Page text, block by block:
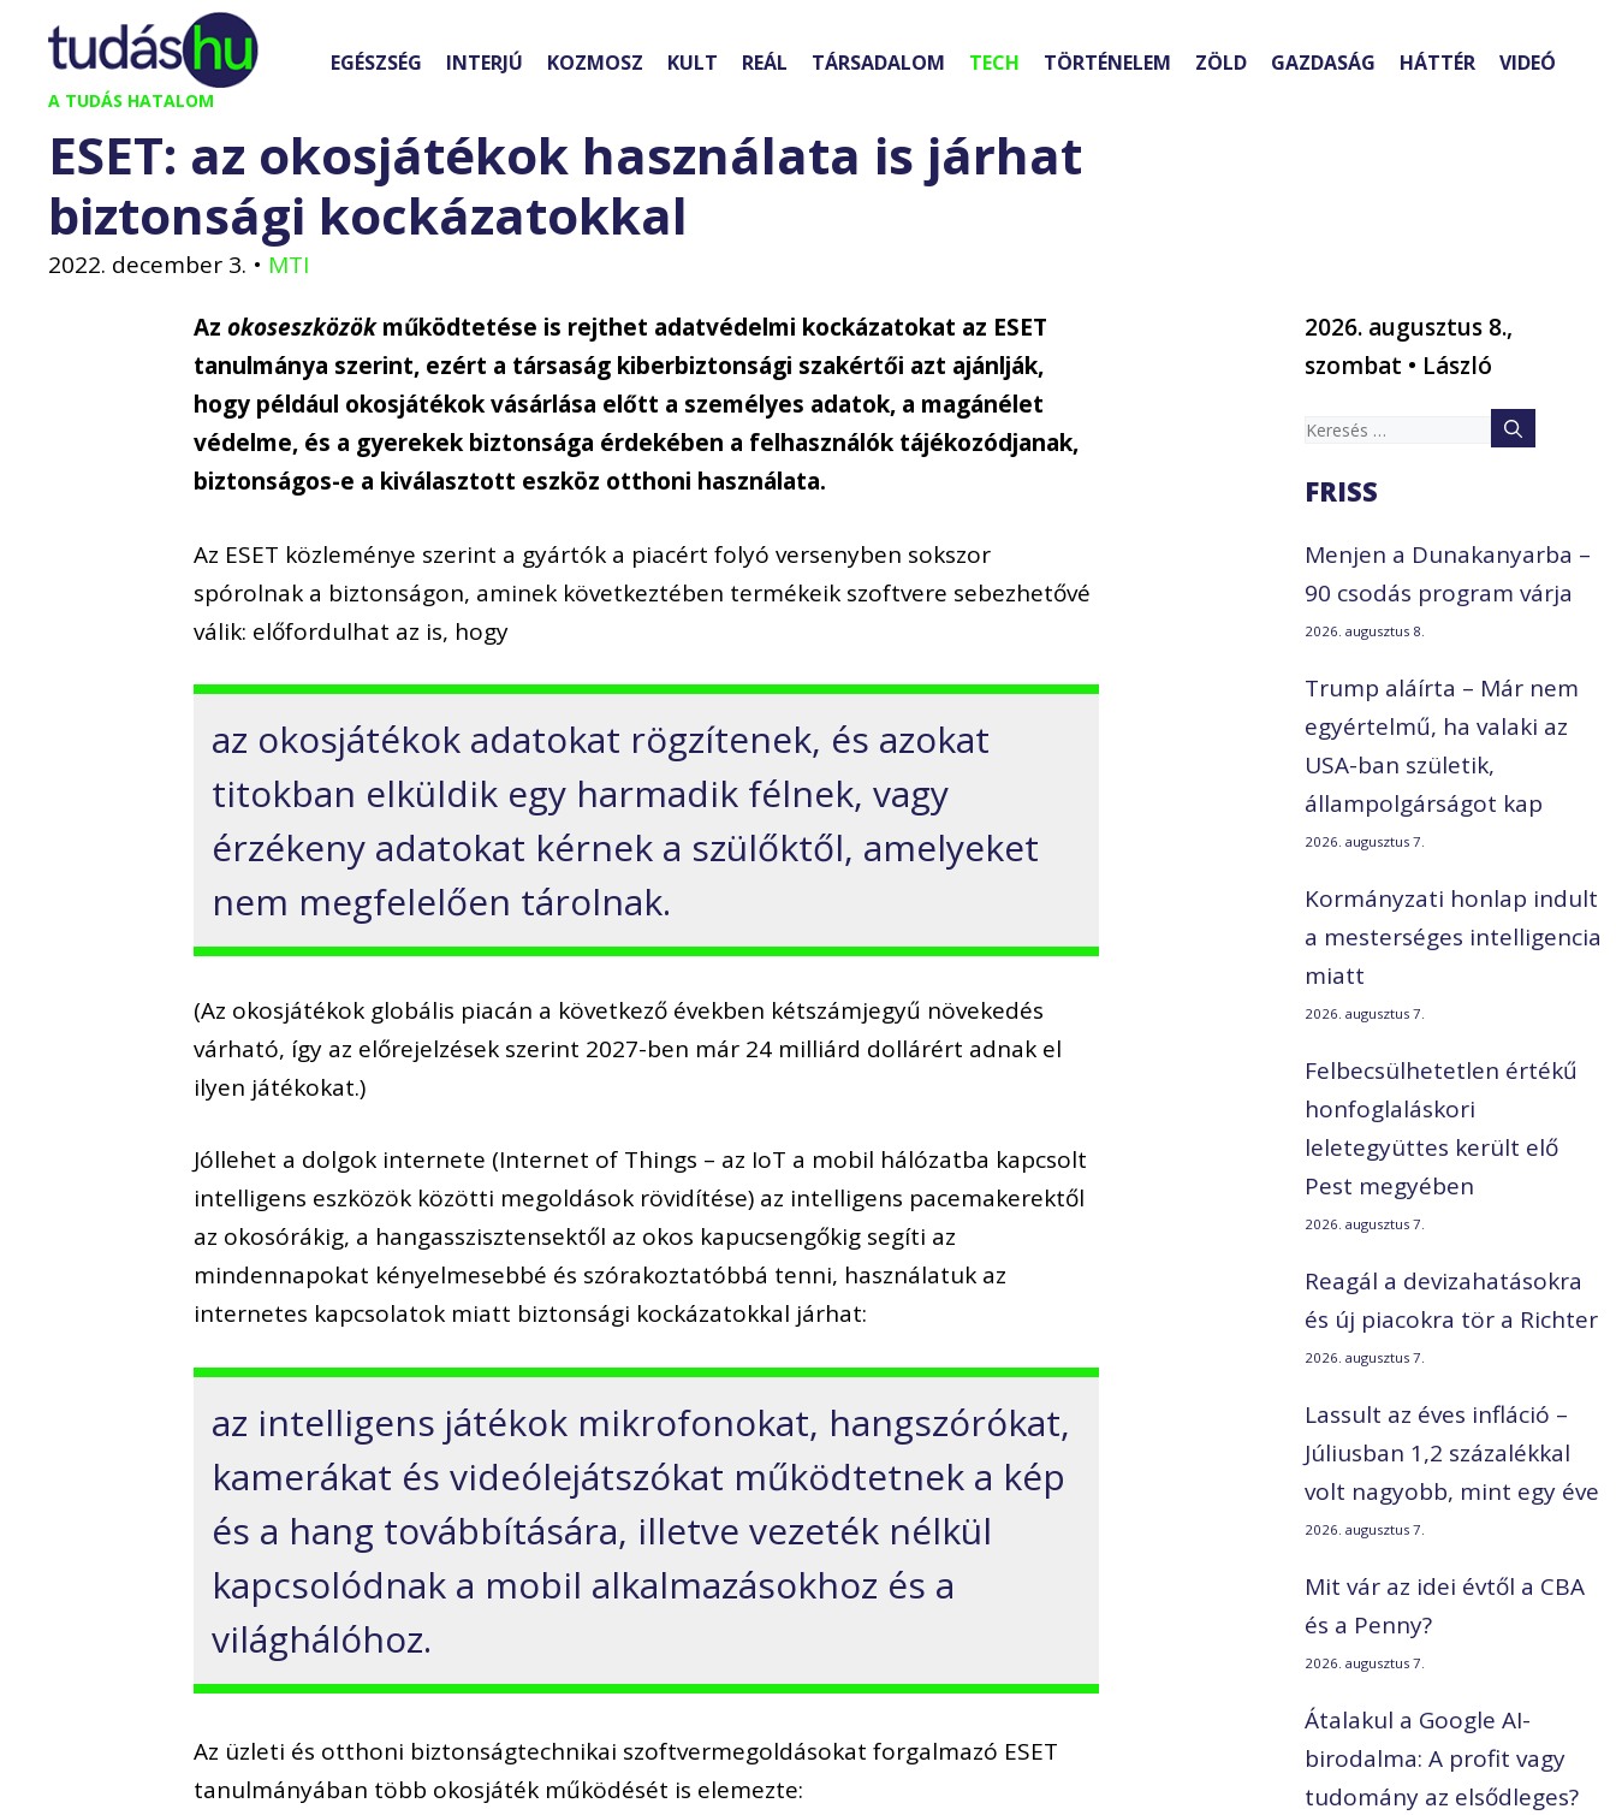
Kilépés
tartalomba
A TUDÁS HATALOM
EGÉSZSÉG INTERJÚ KOZMOSZ KULT REÁL TÁRSADALOM TECH TÖRTÉNELEM ZÖLD GAZDASÁG HÁTTÉR VIDEÓ
ESET: az okosjátékok használata is járhat
biztonsági kockázatokkal
2022. december 3. • MTI
Azokoseszközökműködtetése is rejthet adatvédelmi kockázatokat az ESET
tanulmánya szerint, ezért a társaság kiberbiztonsági szakértői azt ajánlják,
hogy például okosjátékok vásárlása előtt a személyes adatok, a magánélet
védelme, és a gyerekek biztonsága érdekében a felhasználók tájékozódjanak,
biztonságos-e a kiválasztott eszköz otthoni használata.
Az ESET közleménye szerint a gyártók a piacért folyó versenyben sokszor
spórolnak a biztonságon, aminek következtében termékeik szoftvere sebezhetővé
válik: előfordulhat az is, hogy
az okosjátékok adatokat rögzítenek, és azokat
titokban elküldik egy harmadik félnek, vagy
érzékeny adatokat kérnek a szülőktől, amelyeket
nem megfelelően tárolnak.
(Az okosjátékok globális piacán a következő években kétszámjegyű növekedés
várható, így az előrejelzések szerint 2027-ben már 24 milliárd dollárért adnak el
ilyen játékokat.)
Jóllehet a dolgok internete (Internet of Things – az IoT a mobil hálózatba kapcsolt
intelligens eszközök közötti megoldások rövidítése) az intelligens pacemakerektől
az okosórákig, a hangasszisztensektől az okos kapucsengőkig segíti az
mindennapokat kényelmesebbé és szórakoztatóbbá tenni, használatuk az
internetes kapcsolatok miatt biztonsági kockázatokkal járhat:
az intelligens játékok mikrofonokat, hangszórókat,
kamerákat és videólejátszókat működtetnek a kép
és a hang továbbítására, illetve vezeték nélkül
kapcsolódnak a mobil alkalmazásokhoz és a
világhálóhoz.
Az üzleti és otthoni biztonságtechnikai szoftvermegoldásokat forgalmazó ESET
tanulmányában több okosjáték működését is elemezte:
2026. augusztus 8.,
szombat • László
Keresés:
FRISS
Menjen a Dunakanyarba –
90 csodás program várja
2026. augusztus 8.
Trump aláírta – Már nem
egyértelmű, ha valaki az
USA-ban születik,
állampolgárságot kap
2026. augusztus 7.
Kormányzati honlap indult
a mesterséges intelligencia
miatt
2026. augusztus 7.
Felbecsülhetetlen értékű
honfoglaláskori
leletegyüttes került elő
Pest megyében
2026. augusztus 7.
Reagál a devizahatásokra
és új piacokra tör a Richter
2026. augusztus 7.
Lassult az éves infláció –
Júliusban 1,2 százalékkal
volt nagyobb, mint egy éve
2026. augusztus 7.
Mit vár az idei évtől a CBA
és a Penny?
2026. augusztus 7.
Átalakul a Google AI-
birodalma: A profit vagy
tudomány az elsődleges?